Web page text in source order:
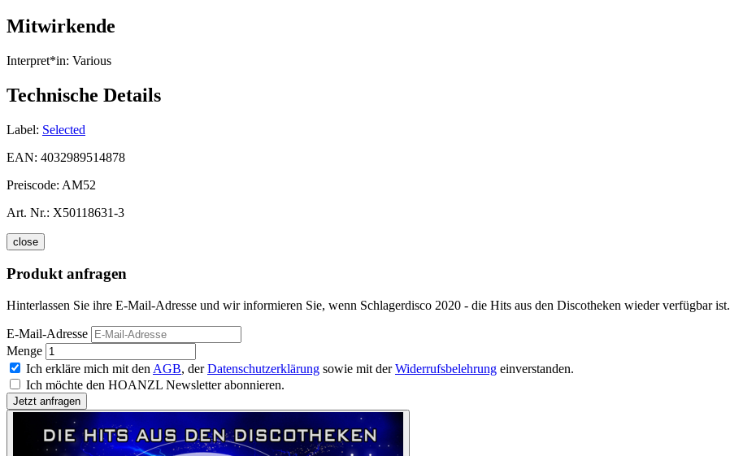
Mitwirkende
Interpret*in: Various
Technische Details
Label: Selected
EAN: 4032989514878
Preiscode: AM52
Art. Nr.: X50118631-3
close
Produkt anfragen
Hinterlassen Sie ihre E-Mail-Adresse und wir informieren Sie, wenn Schlagerdisco 2020 - die Hits aus den Discotheken wieder verfügbar ist.
E-Mail-Adresse
Menge
Ich erkläre mich mit den AGB, derDatenschutzerklärung sowie mit derWiderrufsbelehrung einverstanden.
Ich möchte den HOANZL Newsletter abonnieren.